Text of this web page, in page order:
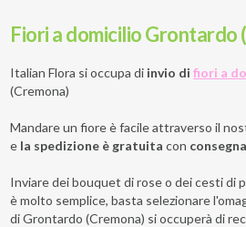
Fiori a domicilio Grontardo
Italian Flora si occupa di invio difiori a
(Cremona)
Mandare un fiore è facile attraverso il
e la spedizione è gratuita con consegna
Inviare dei bouquet di rose o dei cesti di
è molto semplice, basta selezionare
di Grontardo (Cremona) si occuperà di